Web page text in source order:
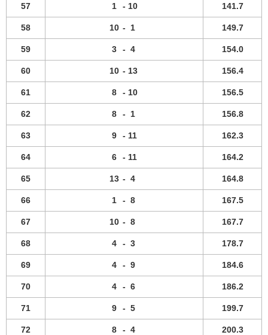
57 1 - 10 141.7
58 10 - 1 149.7
59 3 - 4 154.0
60 10 - 13 156.4
61 8 - 10 156.5
62 8 - 1 156.8
63 9 - 11 162.3
64 6 - 11 164.2
65 13 - 4 164.8
66 1 - 8 167.5
67 10 - 8 167.7
68 4 - 3 178.7
69 4 - 9 184.6
70 4 - 6 186.2
71 9 - 5 199.7
72 8 - 4 200.3